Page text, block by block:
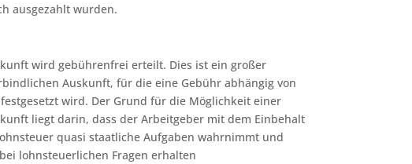
ausgezahlt wurden.
wird gebührenfrei erteilt. Dies ist ein großer
Auskunft, für die eine Gebühr abhängig von
wird. Der Grund für die Möglichkeit einer
liegt darin, dass der Arbeitgeber mit dem Einbehalt
quasi staatliche Aufgaben wahrnimmt und
lohnsteuerlichen Fragen erhalten